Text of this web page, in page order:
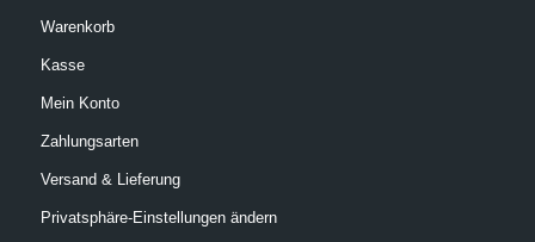
Warenkorb
Kasse
Mein Konto
Zahlungsarten
Versand & Lieferung
Privatsphäre-Einstellungen ändern